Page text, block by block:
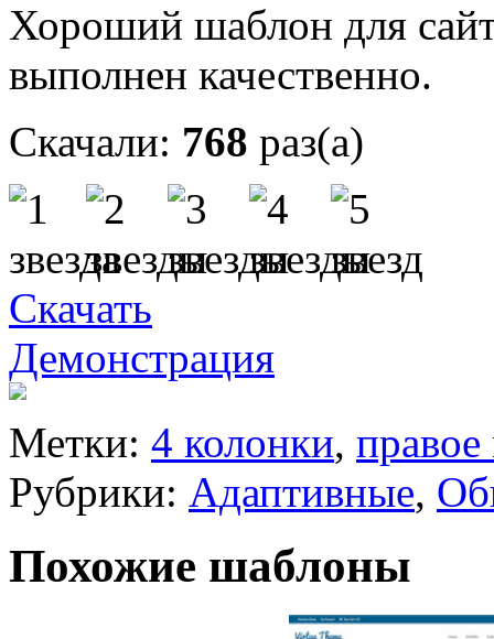
Хороший шаблон для
выполнен качественно.
Скачали: 768 раз(а)
Скачать
Демонстрация
Метки: 4 колонки,
Рубрики: Адаптивные,
Похожие шаблоны